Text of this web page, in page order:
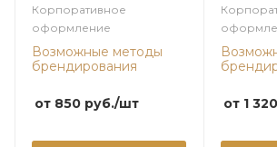
Лимонная
Корпоративное
оформление
Возможные методы
брендирования
от 850 руб./шт
горьком
из
от 1 320